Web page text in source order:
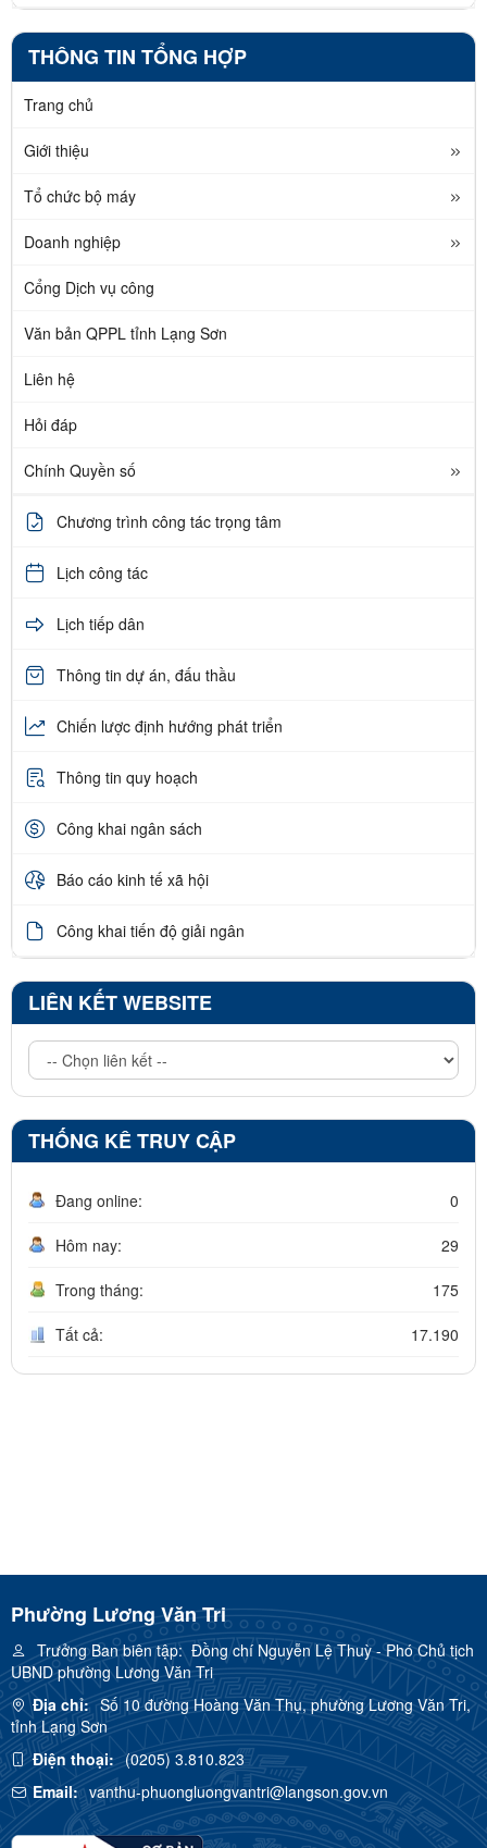
THÔNG TIN TỔNG HỢP
Trang chủ
Giới thiệu
Tổ chức bộ máy
Doanh nghiệp
Cổng Dịch vụ công
Văn bản QPPL tỉnh Lạng Sơn
Liên hệ
Hỏi đáp
Chính Quyền số
Chương trình công tác trọng tâm
Lịch công tác
Lịch tiếp dân
Thông tin dự án, đấu thầu
Chiến lược định hướng phát triển
Thông tin quy hoạch
Công khai ngân sách
Báo cáo kinh tế xã hội
Công khai tiến độ giải ngân
LIÊN KẾT WEBSITE
THỐNG KÊ TRUY CẬP
Đang online: 0
Hôm nay: 29
Trong tháng: 175
Tất cả: 17.190
Phường Lương Văn Tri
Trưởng Ban biên tập:Đồng chí Nguyễn Lệ Thuỳ - Phó Chủ tịch
UBND phường Lương Văn Tri
Địa chỉ: Số 10 đường Hoàng Văn Thụ, phường Lương Văn Tri,
tỉnh Lạng Sơn
Điện thoại: (0205) 3.810.823
Email: vanthu-phuongluongvantri@langson.gov.vn